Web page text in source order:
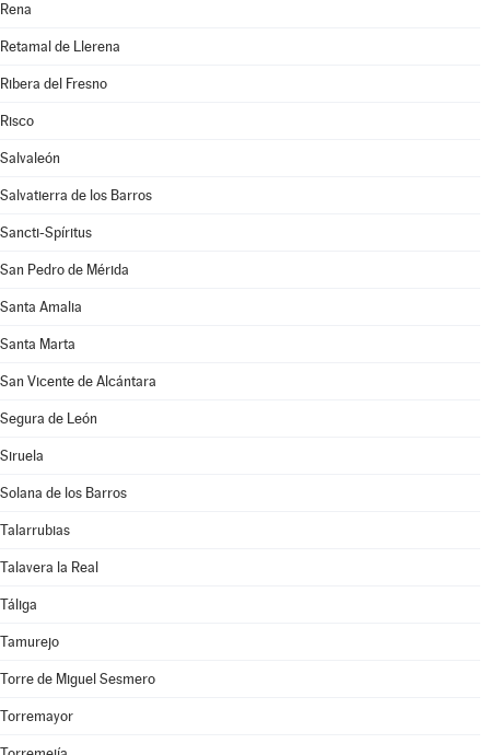
Rena
Retamal de Llerena
Ribera del Fresno
Risco
Salvaleón
Salvatierra de los Barros
Sancti-Spíritus
San Pedro de Mérida
Santa Amalia
Santa Marta
San Vicente de Alcántara
Segura de León
Siruela
Solana de los Barros
Talarrubias
Talavera la Real
Táliga
Tamurejo
Torre de Miguel Sesmero
Torremayor